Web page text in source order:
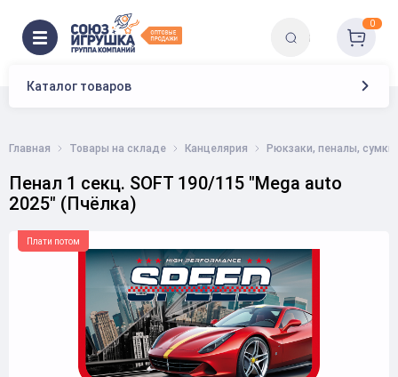
Каталог товаров
0
Главная Товары на складе Канцелярия Рюкзаки, пеналы, сумки
Пенал 1 секц. SOFT 190/115 "Mega auto
2025" (Пчёлка)
Плати потом